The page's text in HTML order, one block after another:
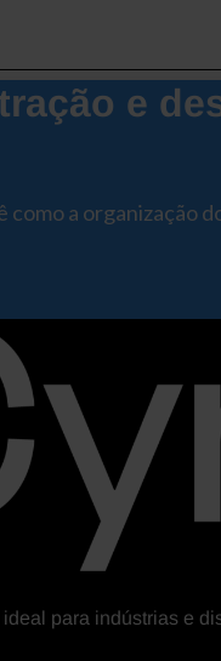
e
como a organização
para indústrias e